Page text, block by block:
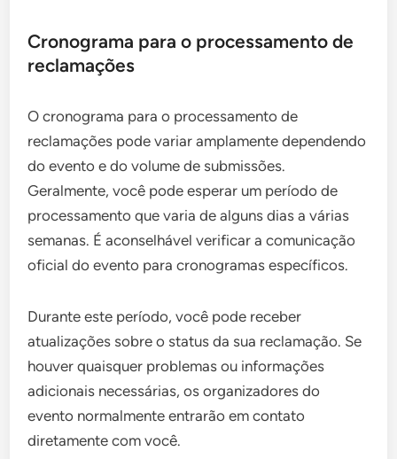
Cronograma para o processamento de
reclamações
O cronograma para o processamento de
reclamações pode variar amplamente dependendo
do evento e do volume de submissões.
Geralmente, você pode esperar um período de
processamento que varia de alguns dias a várias
semanas. É aconselhável verificar a comunicação
oficial do evento para cronogramas específicos.
Durante este período, você pode receber
atualizações sobre o status da sua reclamação. Se
houver quaisquer problemas ou informações
adicionais necessárias, os organizadores do
evento normalmente entrarão em contato
diretamente com você.